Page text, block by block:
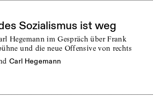
Sozialismus ist weg
Hegemann im Gespräch über Frank
und die neue Offensive von rechts
Carl Hegemann